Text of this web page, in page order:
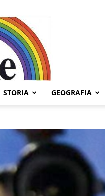
STORIA GEOGRAFIA